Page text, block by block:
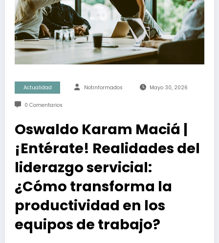
Actualidad Notinformados Mayo 30, 2026
0 Comentarios
Oswaldo Karam Maciá |
¡Entérate! Realidades del
liderazgo servicial:
¿Cómo transforma la
productividad en los
equipos de trabajo?